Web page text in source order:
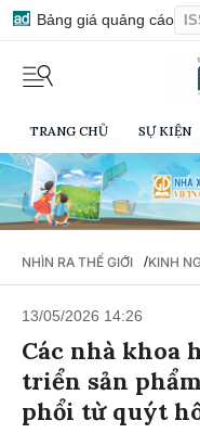
Bảng giá quảng cáo
TRANG CHỦ SỰ KIỆN
NHÌN RA THẾ GIỚI /KINH
13/05/2026 14:26
Các nhà khoa
triển sản
phổi từ quýt